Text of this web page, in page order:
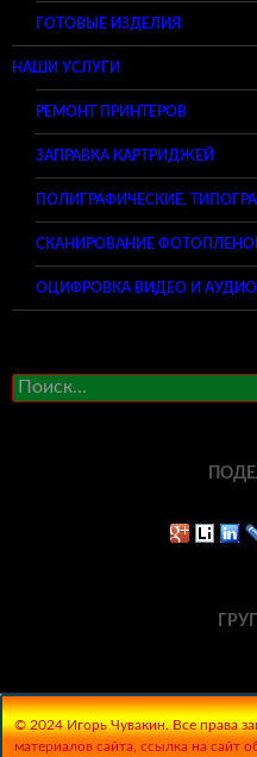
ГОТОВЫЕ ИЗДЕЛИЯ
НАШИ УСЛУГИ
РЕМОНТ ПРИНТЕРОВ
ЗАПРАВКА КАРТРИДЖЕЙ
ПОЛИГРАФИЧЕСКИЕ,
СКАНИРОВАНИЕ
ОЦИФРОВКА ВИДЕО И АУДИО
Найти:
© 2024 Игорь Чувакин. Все права
материалов сайта, ссылка на сайт